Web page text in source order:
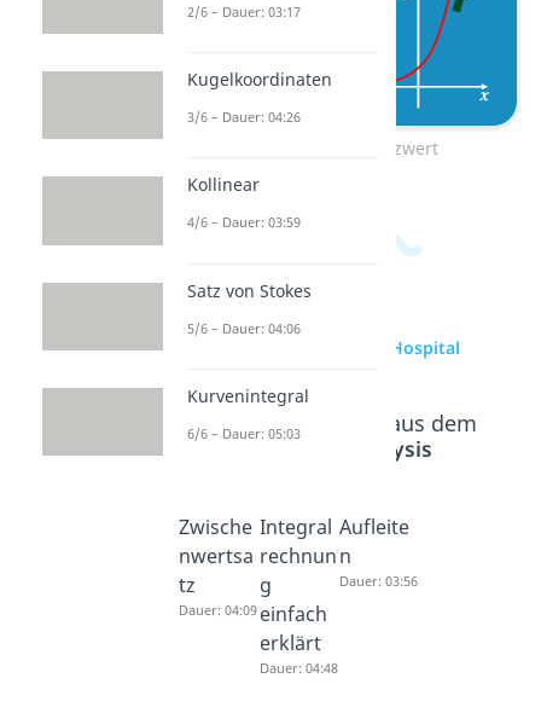
Zum Video: Grenzwert
zur Videoseite: l‘Hospital
Beliebte Inhalte aus dem
Bereich
Analysis
Zwische
nwertsa
tz
Dauer: 04:09
Integral
rechnun
g
einfach
erklärt
Dauer: 04:48
Aufleite
n
Dauer: 03:56
2/6 – Dauer: 03:17
Kugelkoordinaten
3/6 – Dauer: 04:26
Kollinear
4/6 – Dauer: 03:59
Satz von Stokes
5/6 – Dauer: 04:06
Kurvenintegral
6/6 – Dauer: 05:03